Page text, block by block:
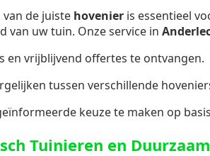
van de juiste hovenier is essentieel
van uw tuin. Onze service in
en vrijblijvend offertes te ontvangen.
tussen verschillende
keuze te maken op
Tuinieren en